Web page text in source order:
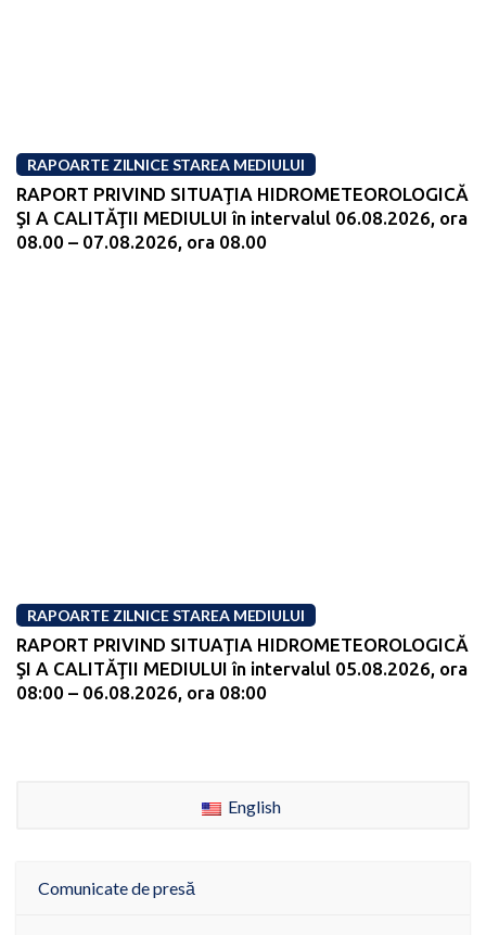
RAPOARTE ZILNICE STAREA MEDIULUI
RAPORT PRIVIND SITUAŢIA HIDROMETEOROLOGICĂ
ŞI A CALITĂŢII MEDIULUI în intervalul 06.08.2026, ora
08.00 – 07.08.2026, ora 08.00
RAPOARTE ZILNICE STAREA MEDIULUI
RAPORT PRIVIND SITUAŢIA HIDROMETEOROLOGICĂ
ŞI A CALITĂŢII MEDIULUI în intervalul 05.08.2026, ora
08:00 – 06.08.2026, ora 08:00
English
Comunicate de presă